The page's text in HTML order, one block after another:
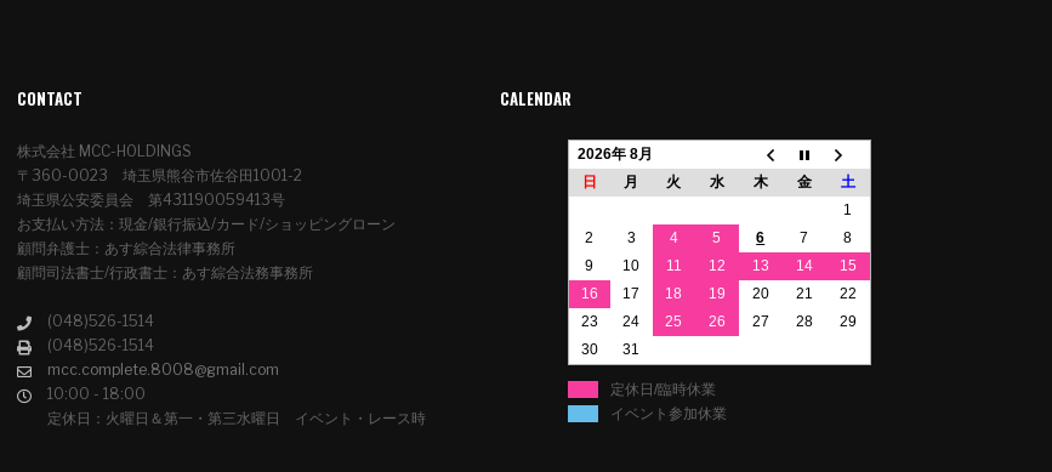
CONTACT
株式会社 MCC-HOLDINGS
〒360-0023 埼玉県熊谷市佐谷田1001-2
埼玉県公安委員会 第431190059413号
お支払い方法：現金/銀行振込/カード/ショッピングローン
顧問弁護士：あす綜合法律事務所
顧問司法書士/行政書士：あす綜合法務事務所
(048)526-1514
(048)526-1514
mcc.complete.8008@gmail.com
10:00 - 18:00
定休日：火曜日＆第一・第三水曜日 イベント・レース時
CALENDAR
2026年 8月
日
月 火 水 木 金
土
1
2
3 4 5 6 7
8
9
10 11 12 13 14
15
16
17 18 19 20 21
22
23
24 25 26 27 28
29
30
31
定休日/臨時休業
イベント参加休業